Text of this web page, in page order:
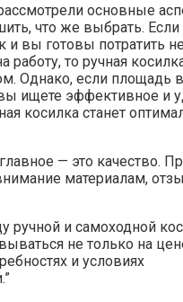
основные
что же выбрать. Если
и вы готовы потратить
то ручная
Однако, если площадь
ищете эффективное и
косилка станет
— это качество.
материалам,
ручной и самоходной
не только на
и условиях